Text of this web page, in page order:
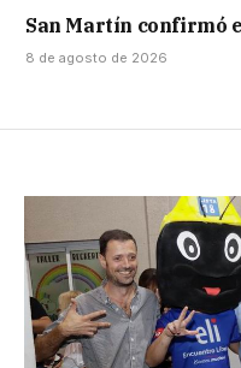
San Martín confirmó
8 de agosto de 2026